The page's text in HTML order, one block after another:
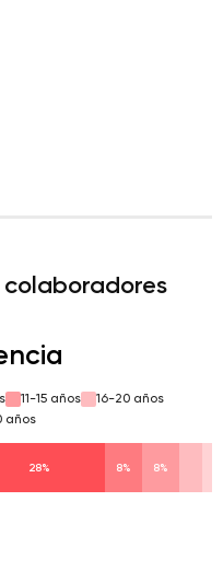
11-15 años
16-20 años
años
28% 8% 8%